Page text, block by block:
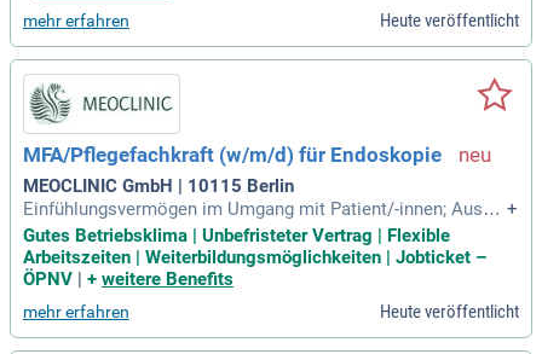
mehr erfahren Heute veröffentlicht
MFA/Pflegefachkraft (w/m/d) für Endoskopie
MEOCLINIC GmbH | 10115 Berlin
Einfühlungsvermögen im Umgang mit Patient/-innen; Ausge
prägte Teamfähigkeit und Kommunikationsstärke; Fremdspr
achenkenntnisse (z.
+
Gutes Betriebsklima | Unbefristeter Vertrag | Flexible
Arbeitszeiten | Weiterbildungsmöglichkeiten | Jobticket –
ÖPNV | + weitere Benefits
mehr erfahren Heute veröffentlicht